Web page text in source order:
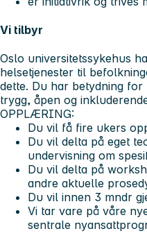
Vi tilbyr
Oslo universitetssykehus
helsetjenester til
dette. Du har betydning
trygg, åpen og
OPPLÆRING:
Du vil få fire ukers
Du vil delta på eget
undervisning om
Du vil delta på
andre aktuelle
Du vil innen 3 mndr
Vi tar vare på våre
sentrale